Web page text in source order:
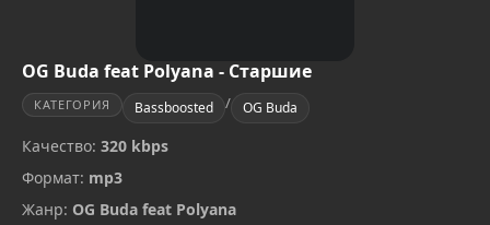
OG Buda feat Polyana - Старшие
КАТЕГОРИЯ Bassboosted / OG Buda
Качество: 320 kbps
Формат: mp3
Жанр: OG Buda feat Polyana